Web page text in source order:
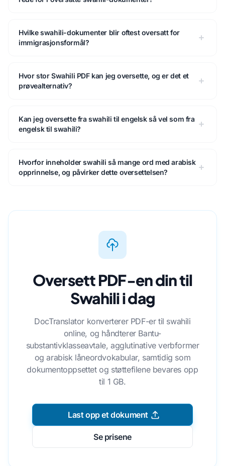
Hvilke swahili-dokumenter blir oftest oversatt for
immigrasjonsformål?
Hvor stor Swahili PDF kan jeg oversette, og er det et
prøvealternativ?
Kan jeg oversette fra swahili til engelsk så vel som fra
engelsk til swahili?
Hvorfor inneholder swahili så mange ord med arabisk
opprinnelse, og påvirker dette oversettelsen?
Oversett PDF-en din til
Swahili i dag
DocTranslator konverterer PDF-er til swahili
online, og håndterer Bantu-
substantivklasseavtale, agglutinative verbformer
og arabisk låneordvokabular, samtidig som
dokumentoppsettet og støttefilene bevares opp
til 1 GB.
Last opp et dokument
Se prisene